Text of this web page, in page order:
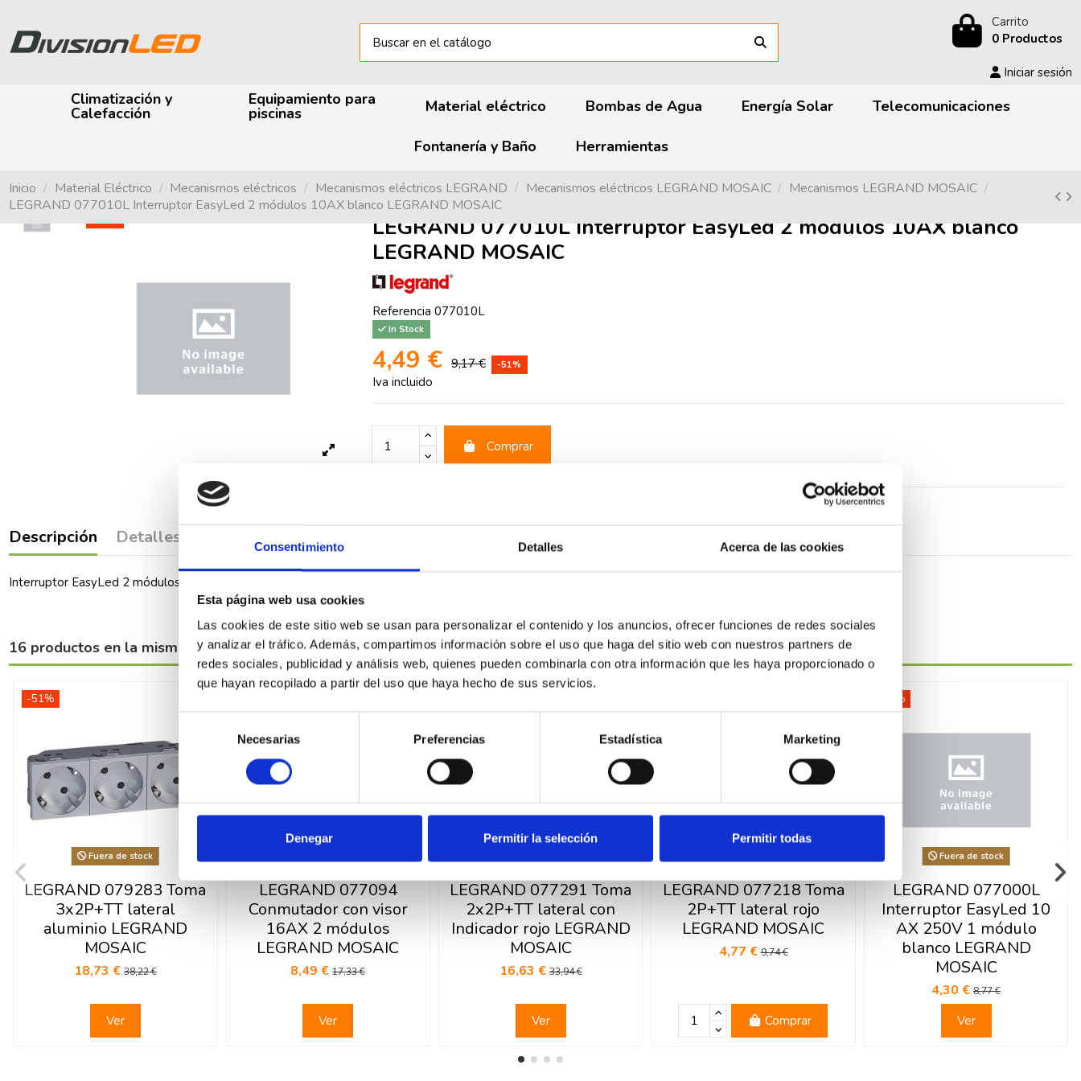
Consentimiento Detalles Acerca de las cookies
Esta página web usa cookies
Las cookies de este sitio web se usan para personalizar el contenido y los anuncios, ofrecer funciones de redes sociales
y analizar el tráfico. Además, compartimos información sobre el uso que haga del sitio web con nuestros partners de
redes sociales, publicidad y análisis web, quienes pueden combinarla con otra información que les haya proporcionado o
que hayan recopilado a partir del uso que haya hecho de sus servicios.
consentimiento
Necesarias Preferencias Estadística Marketing
Denegar Permitir la selección Permitir todas
Carrito
0 Productos
Iniciar sesión
Climatización y
Calefacción
Equipamiento para
piscinas Material eléctrico Bombas de Agua Energía Solar Telecomunicaciones
Fontanería y Baño Herramientas
Inicio Material Eléctrico Mecanismos eléctricos Mecanismos eléctricos LEGRAND Mecanismos eléctricos LEGRAND MOSAIC
Mecanismos LEGRAND MOSAIC
LEGRAND 077010L Interruptor EasyLed 2 módulos 10AX blanco LEGRAND MOSAIC
LEGRAND 077010L Interruptor EasyLed 2 módulos 10AX blanco
LEGRAND MOSAIC
Referencia 077010L
In Stock
4,49 € 9,17 € -51%
Iva incluido
Comprar
Descripción Detalles del producto Comentarios
Interruptor EasyLed 2 módulos 10AX, blanco
16 productos en la misma categoría:
-51%
Fuera de stock
LEGRAND 079283 Toma
3x2P+TT lateral
aluminio LEGRAND
MOSAIC
18,73 € 38,22 €
Ver
LEGRAND 077094
Conmutador con visor
16AX 2 módulos
LEGRAND MOSAIC
8,49 €17,33 €
Ver
LEGRAND 077291 Toma
2x2P+TT lateral con
Indicador rojo LEGRAND
MOSAIC
16,63 €33,94 €
Ver
LEGRAND 077218 Toma
2P+TT lateral rojo
LEGRAND MOSAIC
4,77 €9,74 €
Comprar
-51%
Fuera de stock
LEGRAND 077000L
Interruptor EasyLed 10
AX 250V 1 módulo
blanco LEGRAND
MOSAIC
4,30 € 8,77 €
Ver